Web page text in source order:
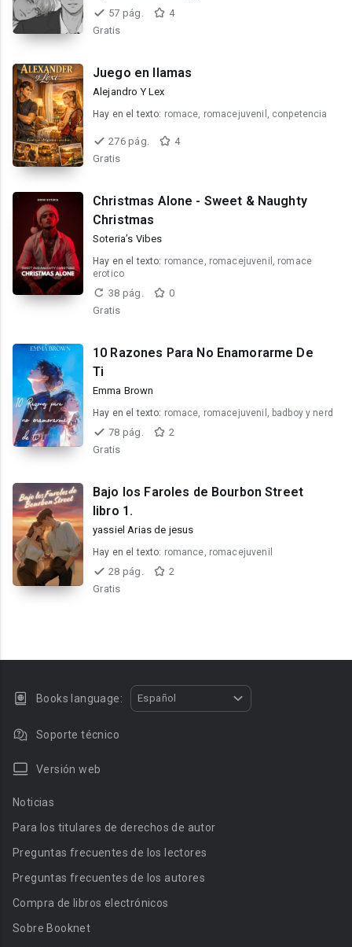
57 pág.
4
Gratis
Juego en llamas
Alejandro Y Lex
Hay en el texto: romace, romacejuvenil, conpetencia
276 pág.
4
Gratis
Christmas Alone - Sweet & Naughty
Christmas
Soteria’s Vibes
Hay en el texto: romance, romacejuvenil, romace
erotico
38 pág.
0
Gratis
10 Razones Para No Enamorarme De
Ti
Emma Brown
Hay en el texto: romace, romacejuvenil, badboy y nerd
78 pág.
2
Gratis
Bajo los Faroles de Bourbon Street
libro 1.
yassiel Arias de jesus
Hay en el texto: romance, romacejuvenil
28 pág.
2
Gratis
Books language: Español
Soporte técnico
Versión web
Noticias
Para los titulares de derechos de autor
Preguntas frecuentes de los lectores
Preguntas frecuentes de los autores
Compra de libros electrónicos
Sobre Booknet